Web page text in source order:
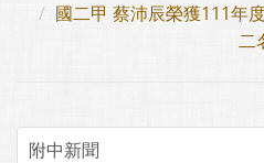
國二甲 蔡沛辰榮獲111年
二
附中新聞